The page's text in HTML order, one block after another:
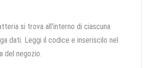
si trova all'interno di ciascuna
dati. Leggi il codice e inseriscilo nel
del negozio.